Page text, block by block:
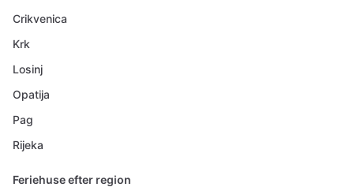
Crikvenica
Krk
Losinj
Opatija
Pag
Rijeka
Feriehuse efter region